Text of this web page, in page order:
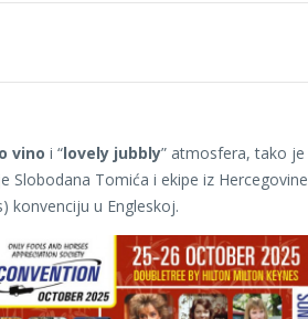
vino i “lovely jubbly” atmosfera, tako je
Slobodana Tomića i ekipe iz Hercegovine
konvenciju u Engleskoj.